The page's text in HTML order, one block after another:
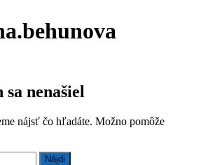
sa nenašiel
nájsť čo hľadáte. Možno pomôže